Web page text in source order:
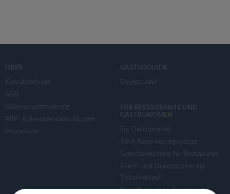
ÜBER
Kontaktanfrage
AGB
Datenschutzerklärung
APP- & Benutzerdaten löschen
Impressum
GASTROGUIDE
Deutschland
FÜR RESTAURANTS UND
GASTRONOMEN
Für Gastronomen
Tisch Reservierungsystem
Gutscheinsystem für Restaurants
Event- und Ticketsystem mit
Ticketverkauf
Bestellsystem Lieferung und